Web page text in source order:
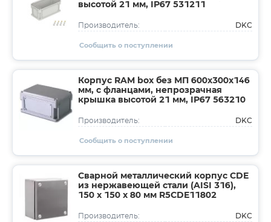
высотой 21 мм, IP67 531211
Производитель: DKC
Сообщить о поступлении
Корпус RAM box без МП 600х300х146
мм, с фланцами, непрозрачная
крышка высотой 21 мм, IP67 563210
Производитель: DKC
Сообщить о поступлении
Сварной металлический корпус CDE
из нержавеющей стали (AISI 316),
150 x 150 x 80 мм R5CDE11802
Производитель: DKC